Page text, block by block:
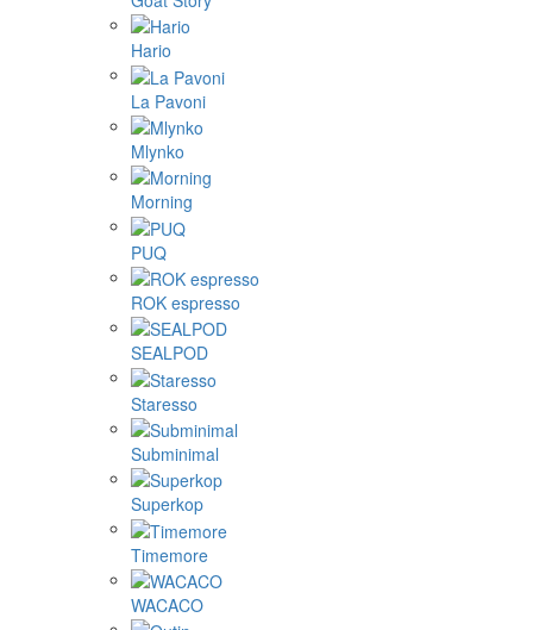
Hario
La Pavoni
Mlynko
Morning
PUQ
ROK espresso
SEALPOD
Staresso
Subminimal
Superkop
Timemore
WACACO